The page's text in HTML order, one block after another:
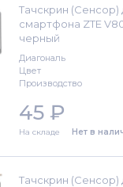
Тачскрин (Сенсор)
смартфона ZTE
черный
Диагональ
Цвет
Производство
45 ₽
На складе Нет в
Тачскрин (Сенсор)